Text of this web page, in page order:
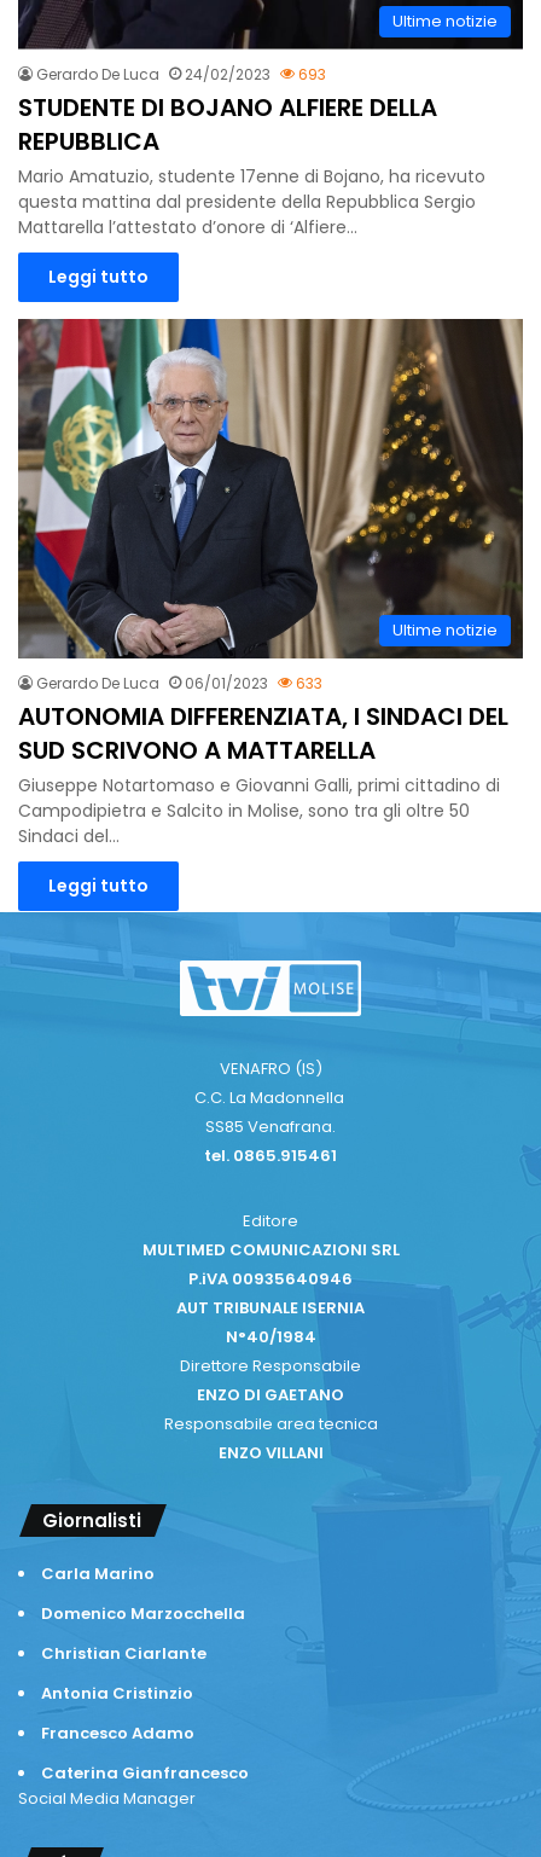
Ultime notizie
Gerardo De Luca 24/02/2023 693
STUDENTE DI BOJANO ALFIERE DELLA
REPUBBLICA
Mario Amatuzio, studente 17enne di Bojano, ha ricevuto
questa mattina dal presidente della Repubblica Sergio
Mattarella l’attestato d’onore di ‘Alfiere…
Leggi tutto
Ultime notizie
Gerardo De Luca 06/01/2023 633
AUTONOMIA DIFFERENZIATA, I SINDACI DEL
SUD SCRIVONO A MATTARELLA
Giuseppe Notartomaso e Giovanni Galli, primi cittadino di
Campodipietra e Salcito in Molise, sono tra gli oltre 50
Sindaci del…
Leggi tutto
VENAFRO (IS)
C.C. La Madonnella
SS85 Venafrana.
tel. 0865.915461
Editore
MULTIMED COMUNICAZIONI SRL
P.iVA 00935640946
AUT TRIBUNALE ISERNIA
N°40/1984
Direttore Responsabile
ENZO DI GAETANO
Responsabile area tecnica
ENZO VILLANI
Giornalisti
Carla Marino
Domenico Marzocchella
Christian Ciarlante
Antonia Cristinzio
Francesco Adamo
Caterina Gianfrancesco
Social Media Manager